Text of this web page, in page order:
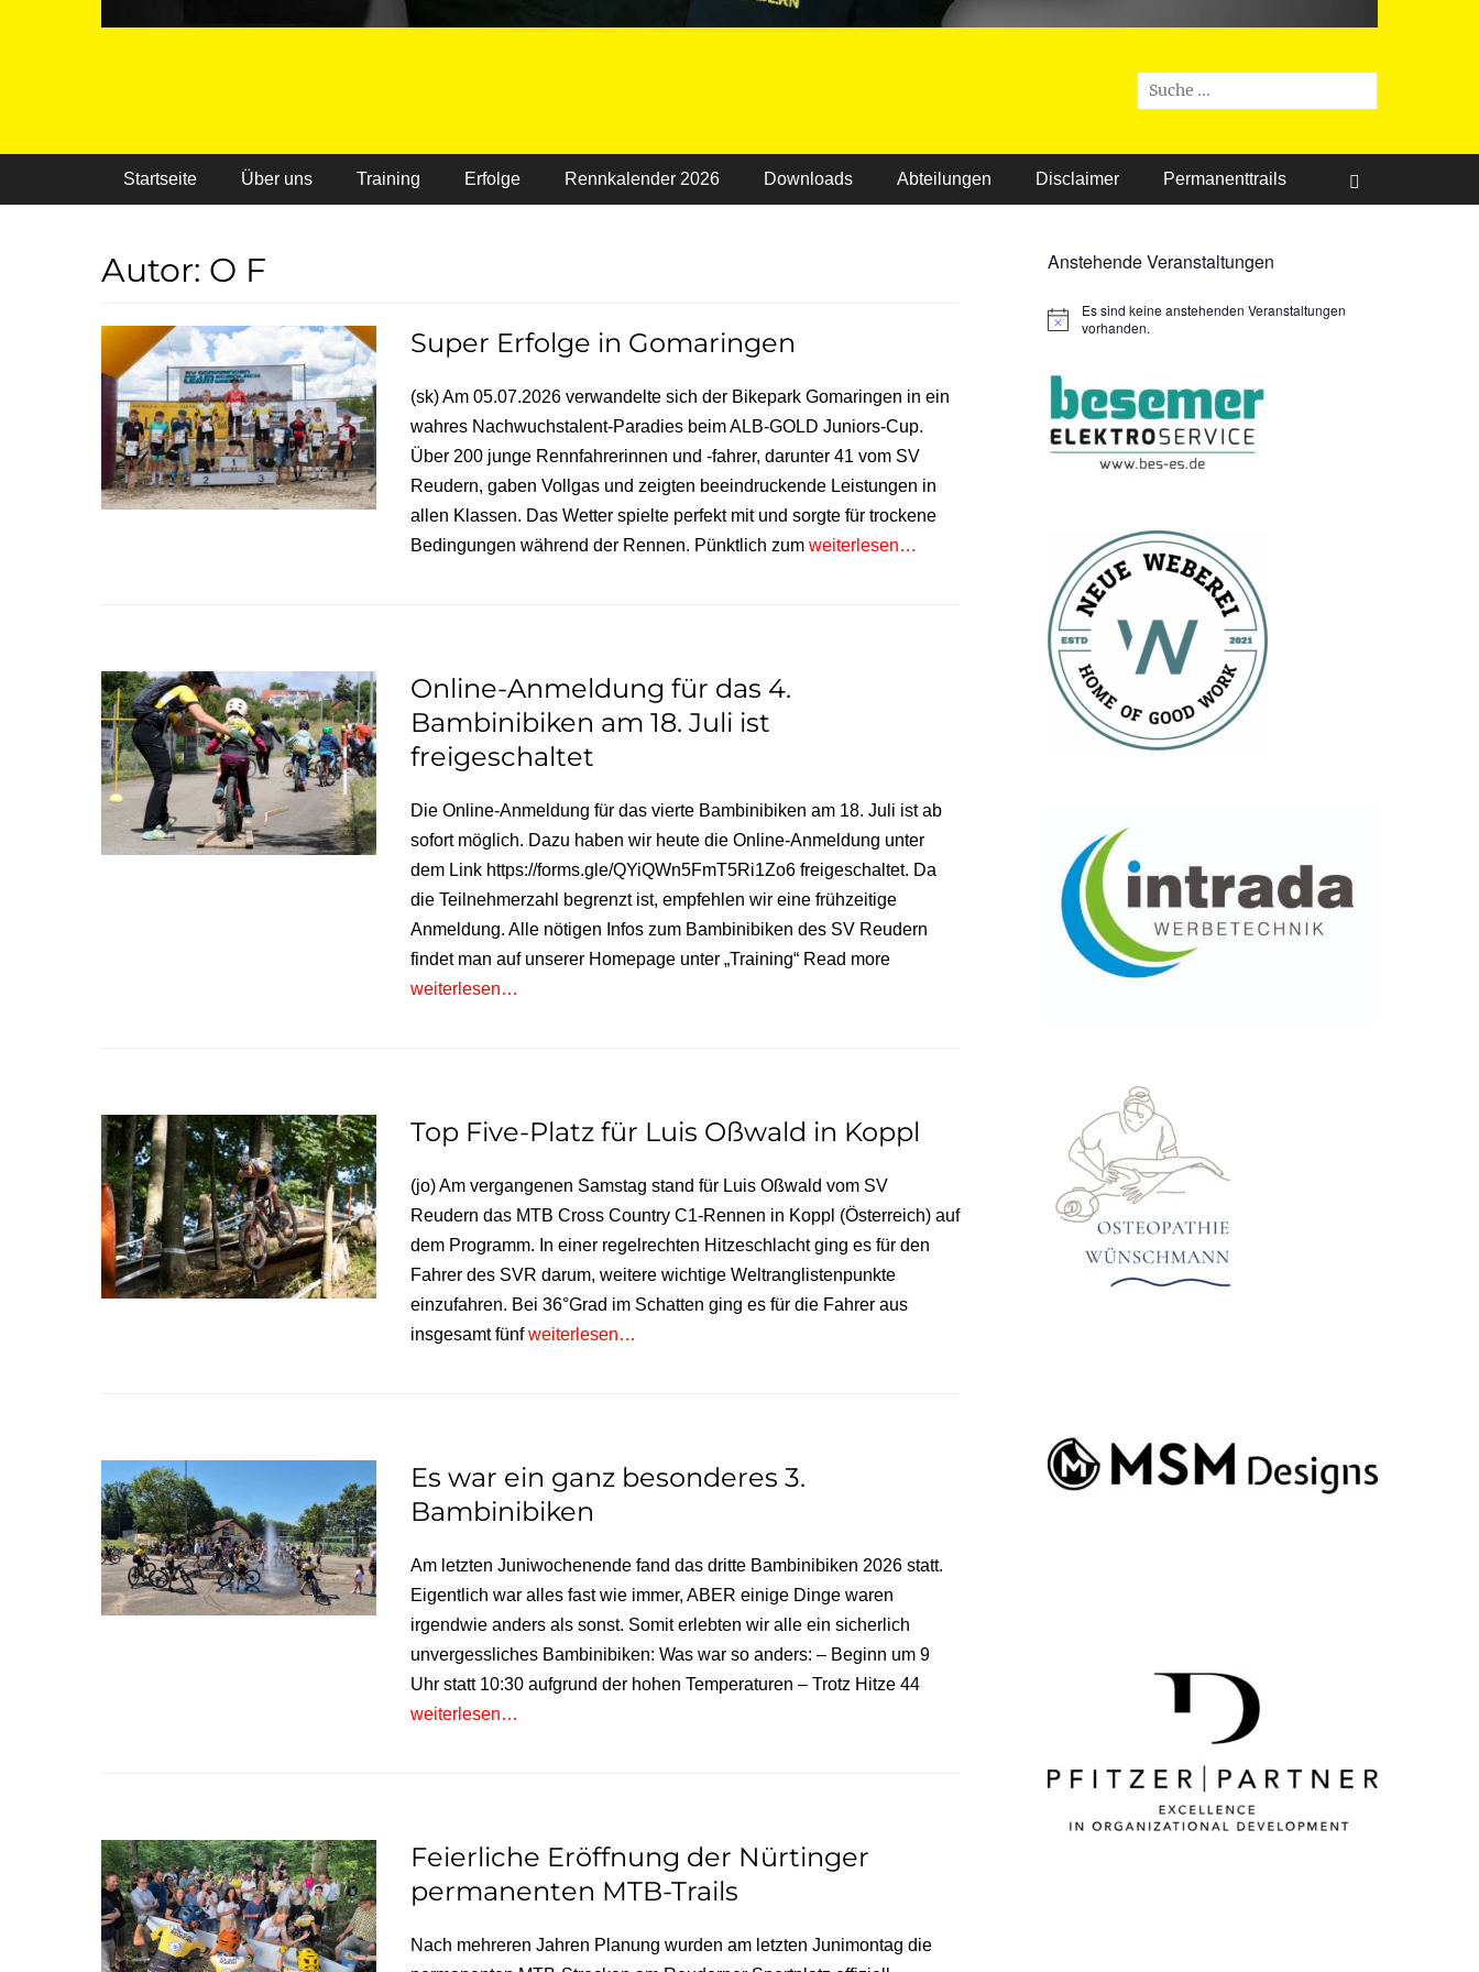
Suchen
nach:
Primäres Menü
Startseite Über uns Training Erfolge Rennkalender 2026 Downloads Abteilungen Disclaimer Permanenttrails
Autor: O F
Super Erfolge in Gomaringen
(sk) Am 05.07.2026 verwandelte sich der Bikepark Gomaringen in ein
wahres Nachwuchstalent-Paradies beim ALB-GOLD Juniors-Cup.
Über 200 junge Rennfahrerinnen und -fahrer, darunter 41 vom SV
Reudern, gaben Vollgas und zeigten beeindruckende Leistungen in
allen Klassen. Das Wetter spielte perfekt mit und sorgte für trockene
Bedingungen während der Rennen. Pünktlich zum weiterlesen…
Online-Anmeldung für das 4.
Bambinibiken am 18. Juli ist
freigeschaltet
Die Online-Anmeldung für das vierte Bambinibiken am 18. Juli ist ab
sofort möglich. Dazu haben wir heute die Online-Anmeldung unter
dem Link https://forms.gle/QYiQWn5FmT5Ri1Zo6 freigeschaltet. Da
die Teilnehmerzahl begrenzt ist, empfehlen wir eine frühzeitige
Anmeldung. Alle nötigen Infos zum Bambinibiken des SV Reudern
findet man auf unserer Homepage unter „Training“ Read more
weiterlesen…
Top Five-Platz für Luis Oßwald in Koppl
(jo) Am vergangenen Samstag stand für Luis Oßwald vom SV
Reudern das MTB Cross Country C1-Rennen in Koppl (Österreich) auf
dem Programm. In einer regelrechten Hitzeschlacht ging es für den
Fahrer des SVR darum, weitere wichtige Weltranglistenpunkte
einzufahren. Bei 36°Grad im Schatten ging es für die Fahrer aus
insgesamt fünfweiterlesen…
Es war ein ganz besonderes 3.
Bambinibiken
Am letzten Juniwochenende fand das dritte Bambinibiken 2026 statt.
Eigentlich war alles fast wie immer, ABER einige Dinge waren
irgendwie anders als sonst. Somit erlebten wir alle ein sicherlich
unvergessliches Bambinibiken: Was war so anders: – Beginn um 9
Uhr statt 10:30 aufgrund der hohen Temperaturen – Trotz Hitze 44
weiterlesen…
Feierliche Eröffnung der Nürtinger
permanenten MTB-Trails
Nach mehreren Jahren Planung wurden am letzten Junimontag die
Anstehende Veranstaltungen
Hinweis
Es sind keine anstehenden Veranstaltungen
vorhanden.